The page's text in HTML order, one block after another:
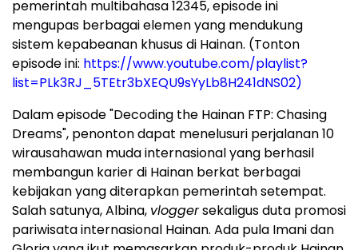
pemerintah multibahasa 12345, episode ini
mengupas berbagai elemen yang mendukung
sistem kepabeanan khusus di Hainan. (Tonton
episode ini: https://www.youtube.com/playlist?
list=PLk3RJ_5TEtr3bXEQU9sYyLb8H241dNS02)
Dalam episode "Decoding the Hainan FTP: Chasing
Dreams", penonton dapat menelusuri perjalanan 10
wirausahawan muda internasional yang berhasil
membangun karier di Hainan berkat berbagai
kebijakan yang diterapkan pemerintah setempat.
Salah satunya, Albina, vloggersekaligus duta promosi
pariwisata internasional Hainan. Ada pula Imani dan